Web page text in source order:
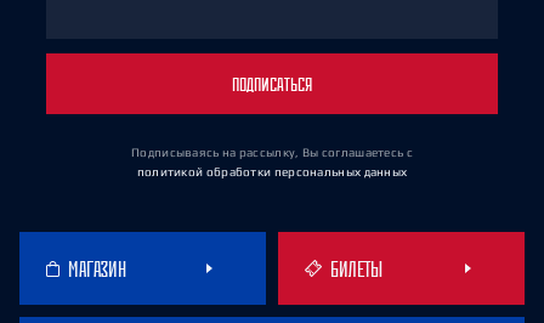
ПОДПИСАТЬСЯ
Подписываясь на рассылку, Вы соглашаетесь с
политикой обработки персональных данных
МАГАЗИН БИЛЕТЫ